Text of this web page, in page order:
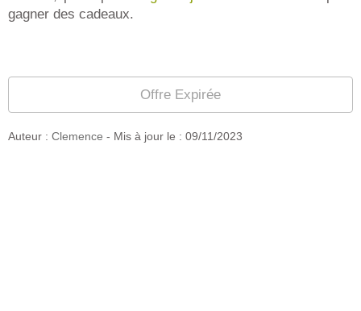
gagner des cadeaux.
Offre Expirée
Auteur : Clemence - Mis à jour le : 09/11/2023